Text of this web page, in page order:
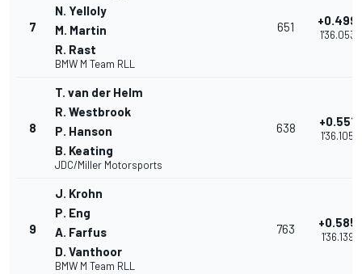
7
N. Yelloly
M. Martin
R. Rast
BMW M Team RLL
651 +0.499
1'36.053
8
T. van der Helm
R. Westbrook
P. Hanson
B. Keating
JDC/Miller Motorsports
638 +0.551
1'36.105
9
J. Krohn
P. Eng
A. Farfus
D. Vanthoor
BMW M Team RLL
763 +0.585
1'36.139